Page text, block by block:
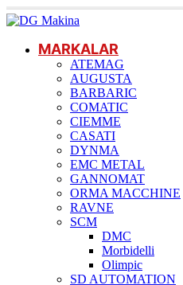
MARKALAR
ATEMAG
AUGUSTA
BARBARIC
COMATIC
CIEMME
CASATI
DYNMA
EMC METAL
GANNOMAT
ORMA MACCHINE
RAVNE
SCM
DMC
Morbidelli
Olimpic
SD AUTOMATION